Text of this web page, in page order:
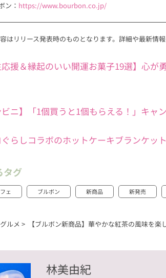
ン： https://www.bourbon.co.jp/
はリリース発表時のものとなります。詳細や最新情
応援＆縁起のいい開運お菓子19選】心
ビニ】「1個買うと1個もらえる！」キ
らしコラボのホットケーキブランケッ
タグ
ェ ブルボン 新商品 新発売
グルメ > 【ブルボン新商品】華やかな紅茶の風味を楽
林美由紀